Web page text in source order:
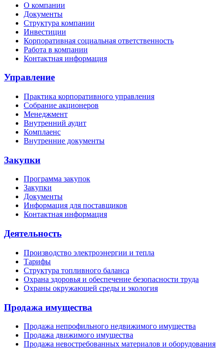
О компании
Документы
Структура компании
Инвестиции
Корпоративная социальная ответственность
Работа в компании
Контактная информация
Управление
Практика корпоративного управления
Собрание акционеров
Менеджмент
Внутренний аудит
Комплаенс
Внутренние документы
Закупки
Программа закупок
Закупки
Документы
Информация для поставщиков
Контактная информация
Деятельность
Производство электроэнергии и тепла
Тарифы
Структура топливного баланса
Охрана здоровья и обеспечение безопасности труда
Охраны окружающей среды и экология
Продажа имущества
Продажа непрофильного недвижимого имущества
Продажа движимого имущества
Продажа невостребованных материалов и оборудования